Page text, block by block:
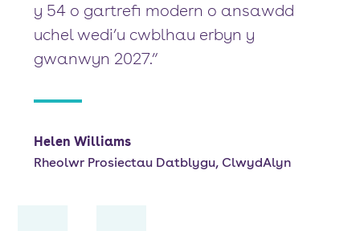
y 54 o gartrefi modern o ansawdd
uchel wedi’u cwblhau erbyn y
gwanwyn 2027.”
Helen Williams
Rheolwr Prosiectau Datblygu, ClwydAlyn